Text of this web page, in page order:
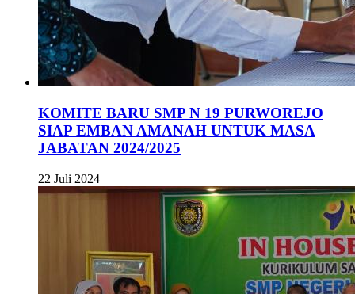
KOMITE BARU SMP N 19 PURWOREJO
SIAP EMBAN AMANAH UNTUK MASA
JABATAN 2024/2025
22 Juli 2024